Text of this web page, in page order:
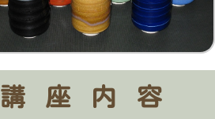
講座内容